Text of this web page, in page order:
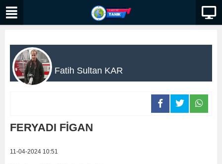
Fatih Sultan KAR
FERYADI FİGAN
11-04-2024 10:51